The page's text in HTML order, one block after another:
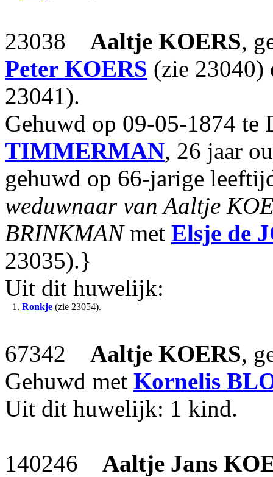
23038 Aaltje KOERS,
Peter KOERS (zie 23040)
23041).
Gehuwd op 09-05-1874
TIMMERMAN, 26 jaar
gehuwd op 66-jarige
weduwnaar van Aaltje
BRINKMANmet Elsje de
23035).}
Uit dit huwelijk:
1. Ronkje (zie 23054).
67342 Aaltje KOERS,
Gehuwd met Kornelis
Uit dit huwelijk: 1 kind.
140246 Aaltje Jans